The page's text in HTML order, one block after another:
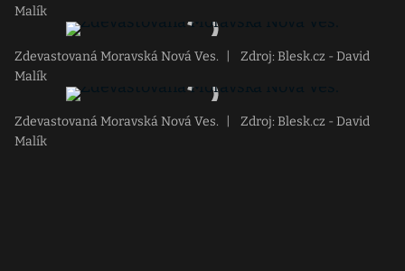
Malík
Zdevastovaná Moravská Nová Ves.
Zdroj: Blesk.cz - David
Malík
Zdevastovaná Moravská Nová Ves.
Zdroj: Blesk.cz - David
Malík